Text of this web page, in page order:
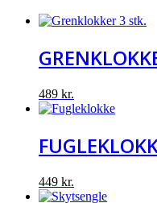
489 kr.
449 kr.